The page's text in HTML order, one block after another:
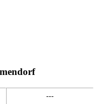
---